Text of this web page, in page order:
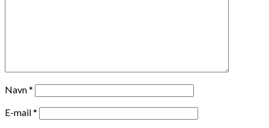
Navn*
E-mail*